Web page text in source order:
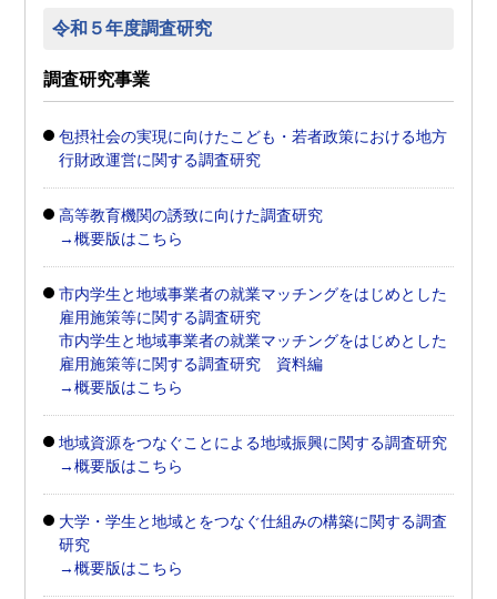
令和５年度調査研究
調査研究事業
包摂社会の実現に向けたこども・若者政策における地方
行財政運営に関する調査研究
高等教育機関の誘致に向けた調査研究
→概要版はこちら
市内学生と地域事業者の就業マッチングをはじめとした
雇用施策等に関する調査研究
市内学生と地域事業者の就業マッチングをはじめとした
雇用施策等に関する調査研究 資料編
→概要版はこちら
地域資源をつなぐことによる地域振興に関する調査研究
→概要版はこちら
大学・学生と地域とをつなぐ仕組みの構築に関する調査
研究
→概要版はこちら